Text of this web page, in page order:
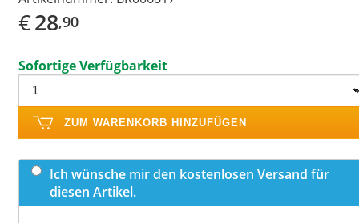
€28,90
Sofortige Verfügbarkeit
ZUM WARENKORB HINZUFÜGEN
Ich wünsche mir den kostenlosen Versand für
diesen Artikel.